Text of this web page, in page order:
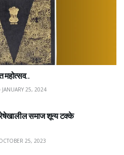
महोत्सव..
JANUARY 25, 2024
रेषेखालील समाज शून्य टक्के
25, 2023